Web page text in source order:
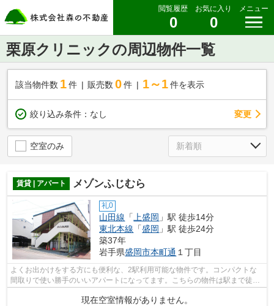
閲覧履歴
0
お気に入り
0
メニュー
栗原クリニックの周辺物件一覧
該当物件数 1件 販売数 0 件 1～1 件を表示
絞り込み条件： なし 変更
空室のみ
賃貸 | アパート メゾンふじむら
礼0
山田線 「上盛岡 」駅 徒歩14分
東北本線 「盛岡 」駅 徒歩24分
築37年
岩手県盛岡市本町通 １丁目
よくお出かけをする方にも便利な、2駅利用可能な物件です。コンパクトな
間取りで使い勝手のいいアパートになってます。こちらの物件は駅まで徒歩
で14分で到着します。数ある物件の中か...
現在空室情報がありません。